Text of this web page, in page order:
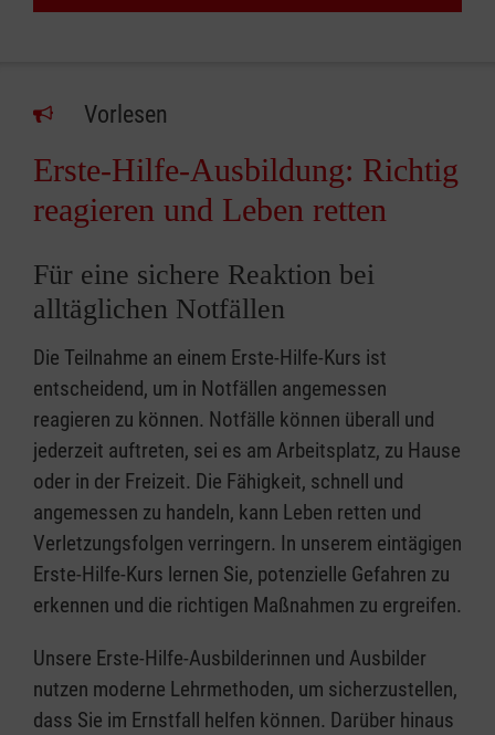
Vorlesen
Erste-Hilfe-Ausbildung: Richtig
reagieren und Leben retten
Für eine sichere Reaktion bei
alltäglichen Notfällen
Die Teilnahme an einem Erste-Hilfe-Kurs ist
entscheidend, um in Notfällen angemessen
reagieren zu können. Notfälle können überall und
jederzeit auftreten, sei es am Arbeitsplatz, zu Hause
oder in der Freizeit. Die Fähigkeit, schnell und
angemessen zu handeln, kann Leben retten und
Verletzungsfolgen verringern. In unserem eintägigen
Erste-Hilfe-Kurs lernen Sie, potenzielle Gefahren zu
erkennen und die richtigen Maßnahmen zu ergreifen.
Unsere Erste-Hilfe-Ausbilderinnen und Ausbilder
nutzen moderne Lehrmethoden, um sicherzustellen,
dass Sie im Ernstfall helfen können. Darüber hinaus